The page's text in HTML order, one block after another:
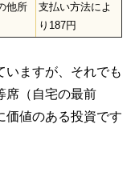
他所
支払い方法によ
り187円
いますが、それでも
席（自宅の最前
価値のある投資です